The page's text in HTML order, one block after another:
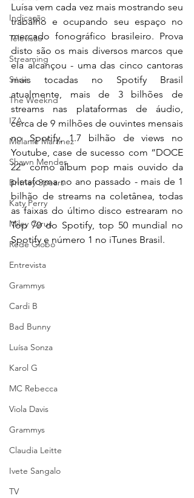
Indicação
Televisão
Streaming
Série
The Weeknd
IZA
Melanie Martinez
Shawn Mendes
Britney Spears
Katy Perry
Miley Cyrus
Rede Globo
Entrevista
Grammys
Cardi B
Bad Bunny
Luísa Sonza
Karol G
MC Rebecca
Viola Davis
Grammys
Claudia Leitte
Ivete Sangalo
TV
Luísa vem cada vez mais mostrando seu
trabalho e ocupando seu espaço no
mercado fonográfico brasileiro. Prova
disto são os mais diversos marcos que
ela alcançou - uma das cinco cantoras
mais tocadas no Spotify Brasil
atualmente, mais de 3 bilhões de
streams nas plataformas de áudio,
cerca de 9 milhões de ouvintes mensais
no Spotify, 1.7 bilhão de views no
Youtube, case de sucesso com “DOCE
22” como álbum pop mais ouvido da
plataforma no ano passado - mais de 1
bilhão de streams na coletânea, todas
as faixas do último disco estrearam no
Top 70 do Spotify, top 50 mundial no
Spotify e número 1 no iTunes Brasil.